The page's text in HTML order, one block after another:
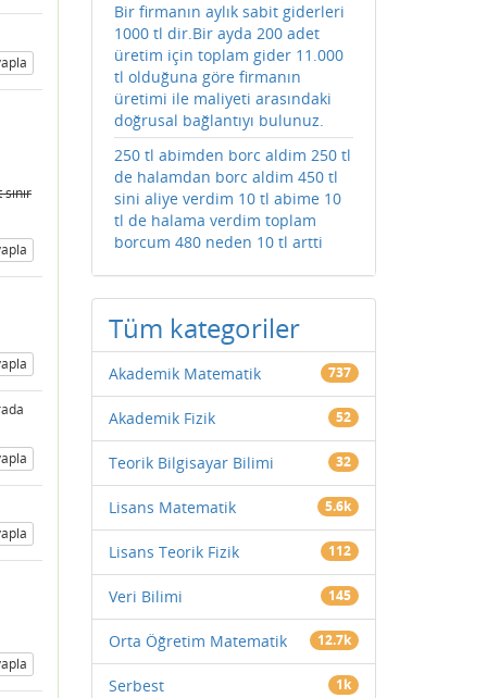
Bir firmanın aylık sabit giderleri
1000 tl dir.Bir ayda 200 adet
üretim için toplam gider 11.000
tl olduğuna göre firmanın
üretimi ile maliyeti arasındaki
doğrusal bağlantıyı bulunuz.
250 tl abimden borc aldim 250 tl
de halamdan borc aldim 450 tl
sini aliye verdim 10 tl abime 10
tl de halama verdim toplam
borcum 480 neden 10 tl artti
Tüm kategoriler
Akademik Matematik 737
Akademik Fizik 52
Teorik Bilgisayar Bilimi 32
Lisans Matematik 5.6k
Lisans Teorik Fizik 112
Veri Bilimi 145
Orta Öğretim Matematik 12.7k
Serbest 1k